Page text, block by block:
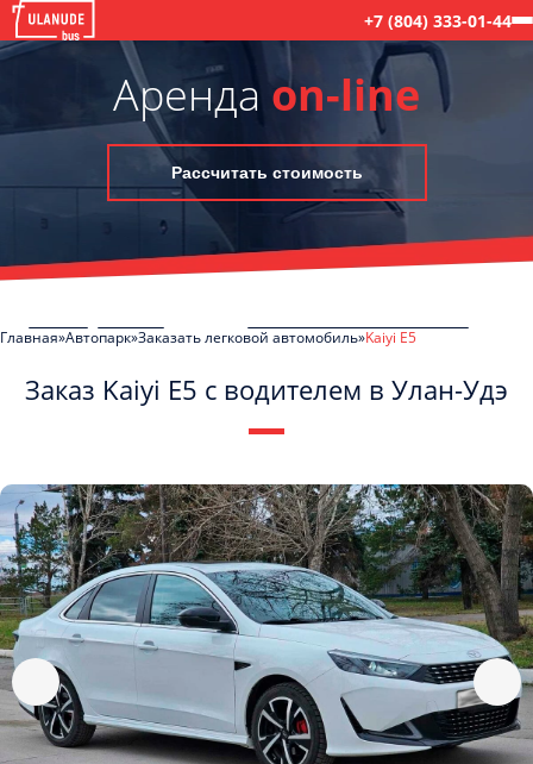
+7 (804) 333-01-44
Аренда on-line
Рассчитать стоимость
Главная Автопарк Заказать легковой автомобиль Kaiyi E5
Заказ Kaiyi E5 с водителем в Улан-Удэ
обработку моих Персональных данных